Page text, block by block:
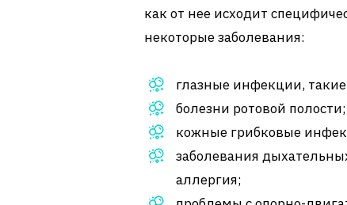
как от нее исходит
некоторые заболевания:
глазные инфекции,
болезни ротовой полости;
кожные грибковые
заболевания
аллергия;